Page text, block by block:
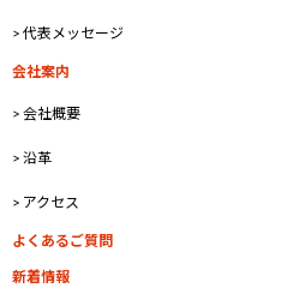
> 代表メッセージ
会社案内
> 会社概要
> 沿革
> アクセス
よくあるご質問
新着情報